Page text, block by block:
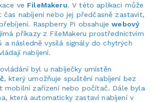
ve FileMakeru. V této aplikaci může
čas nabíjení nebo jej předčasně zastavit,
Raspberry Pi obsahujewebový
příkazy z FileMakeru prostřednictvím
a následně vysílá signály do chytrých
nabíjení.
byl u nabíječky umístěn
, který umožňuje spuštění nabíjení bez
mobilní zařízení nebo počítač. Dále byla
která automaticky zastaví nabíjení v